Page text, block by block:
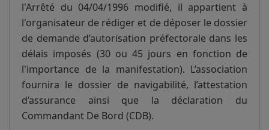
l'Arrêté du 04/04/1996 modifié, il appartient à
l'organisateur de rédiger et de déposer le dossier
de demande d’autorisation préfectorale dans les
délais imposés (30 ou 45 jours en fonction de
l'importance de la manifestation). L’association
fournira le dossier de navigabilité, l’attestation
d’assurance ainsi que la déclaration du
Commandant De Bord (CDB).